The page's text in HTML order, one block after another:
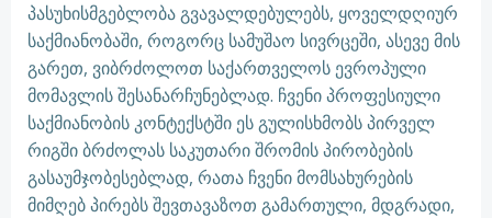
პასუხისმგებლობა გვავალდებულებს, ყოველდღიურ
საქმიანობაში, როგორც სამუშაო სივრცეში, ასევე მის
გარეთ, ვიბრძოლოთ საქართველოს ევროპული
მომავლის შესანარჩუნებლად. ჩვენი პროფესიული
საქმიანობის კონტექსტში ეს გულისხმობს პირველ
რიგში ბრძოლას საკუთარი შრომის პირობების
გასაუმჯობესებლად, რათა ჩვენი მომსახურების
მიმღებ პირებს შევთავაზოთ გამართული, მდგრადი,